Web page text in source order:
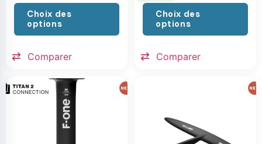
Choix des
options
Comparer
Choix des
options
Comparer